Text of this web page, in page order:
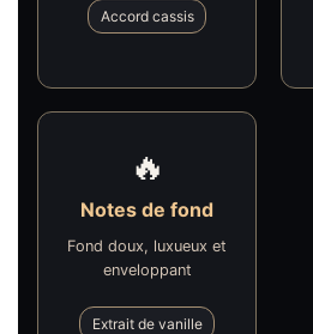
Accord cassis
🔥
Notes de fond
Fond doux, luxueux et
enveloppant
Extrait de vanille